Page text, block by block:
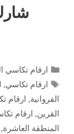
التصنيفات
ارقام تكاسي
الوسوم
ارقام تكاسي,
الفروانية, ارقام
القرين, ارقام
المنطقة العاشرة,